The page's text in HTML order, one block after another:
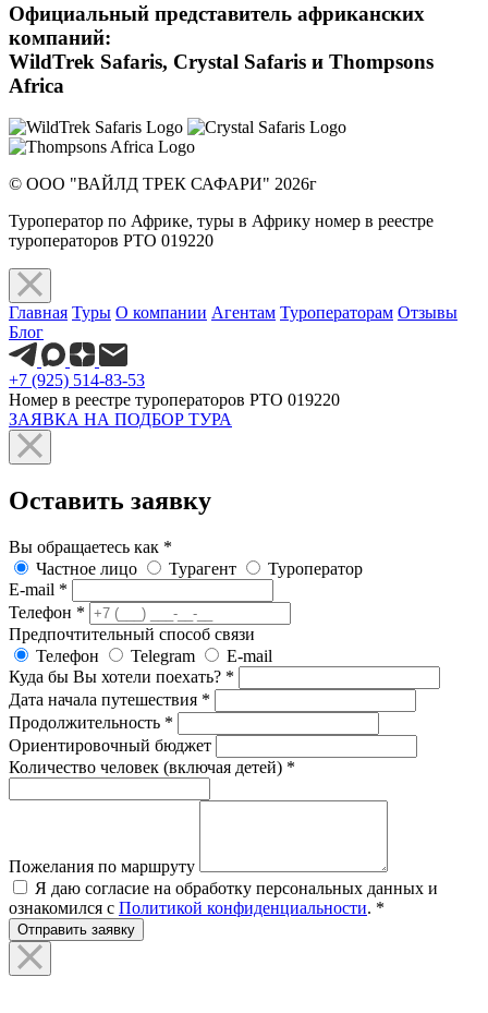
Официальный представитель африканских
компаний:
WildTrek Safaris, Crystal Safaris и Thompsons
Africa
© ООО "ВАЙЛД ТРЕК САФАРИ" 2026г
Туроператор по Африке, туры в Африку номер в реестре
туроператоров РТО 019220
Главная Туры О компании Агентам Туроператорам Отзывы
Блог
+7 (925) 514-83-53
Номер в реестре туроператоров РТО 019220
ЗАЯВКА НА ПОДБОР ТУРА
Оставить заявку
Вы обращаетесь как *
Частное лицо
Турагент
Туроператор
E-mail *
Телефон *
Предпочтительный способ связи
Телефон
Telegram
E-mail
Куда бы Вы хотели поехать? *
Дата начала путешествия *
Продолжительность *
Ориентировочный бюджет
Количество человек (включая детей) *
Пожелания по маршруту
Я даю согласие на обработку персональных данных и
ознакомился с Политикой конфиденциальности. *
Отправить заявку